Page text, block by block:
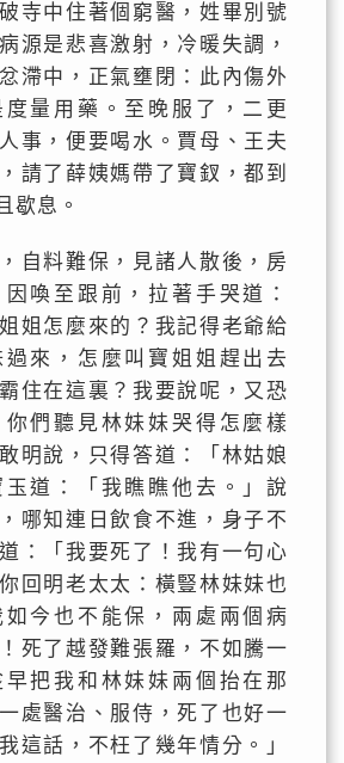
寺中住著個窮醫，姓畢別號
源是悲喜激射，冷暖失調，
滯中，正氣壅閉：此內傷外
量用藥。至晚服了，二更
事，便要喝水。賈母、王夫
請了薛姨媽帶了寶釵，都到
歇息。
自料難保，見諸人散後，房
喚至跟前，拉著手哭道：
姐怎麼來的？我記得老爺給
來，怎麼叫寶姐姐趕出去
住在這裏？我要說呢，又恐
們聽見林妹妹哭得怎麼樣
明說，只得答道：「林姑娘
道：「我瞧瞧他去。」說
哪知連日飲食不進，身子不
：「我要死了！我有一句心
回明老太太：橫豎林妹妹也
今也不能保，兩處兩個病
死了越發難張羅，不如騰一
把我和林妹妹兩個抬在那
處醫治、服侍，死了也好一
這話，不枉了幾年情分。」